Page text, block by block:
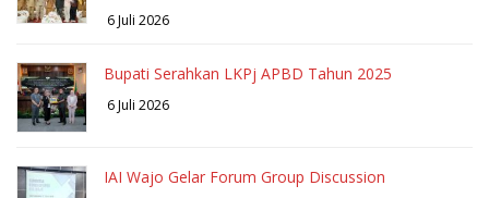
6 Juli 2026
Bupati Serahkan LKPj APBD Tahun 2025
6 Juli 2026
IAI Wajo Gelar Forum Group Discussion